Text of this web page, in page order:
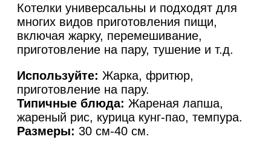
Котелки универсальны и подходят для
многих видов приготовления пищи,
включая жарку, перемешивание,
приготовление на пару, тушение и т.д.
Используйте: Жарка, фритюр,
приготовление на пару.
Типичные блюда: Жареная лапша,
жареный рис, курица кунг-пао, темпура.
Размеры: 30 см-40 см.